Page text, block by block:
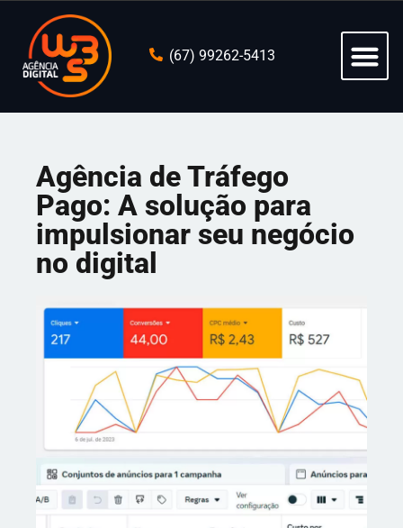
(67) 99262-5413
Agência de Tráfego
Pago: A solução para
impulsionar seu negócio
no digital